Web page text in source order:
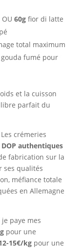
60gfior di latte
total maximum
fumé pour
et la cuisson
parfait du
crémeries
DOP authentiques
fabrication sur la
ses qualités
méfiance totale
en Allemagne
paye mes
pour une
15€/kgpour une